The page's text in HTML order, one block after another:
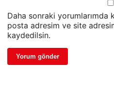
Daha sonraki yorumlarımda
posta adresim ve site
kaydedilsin.